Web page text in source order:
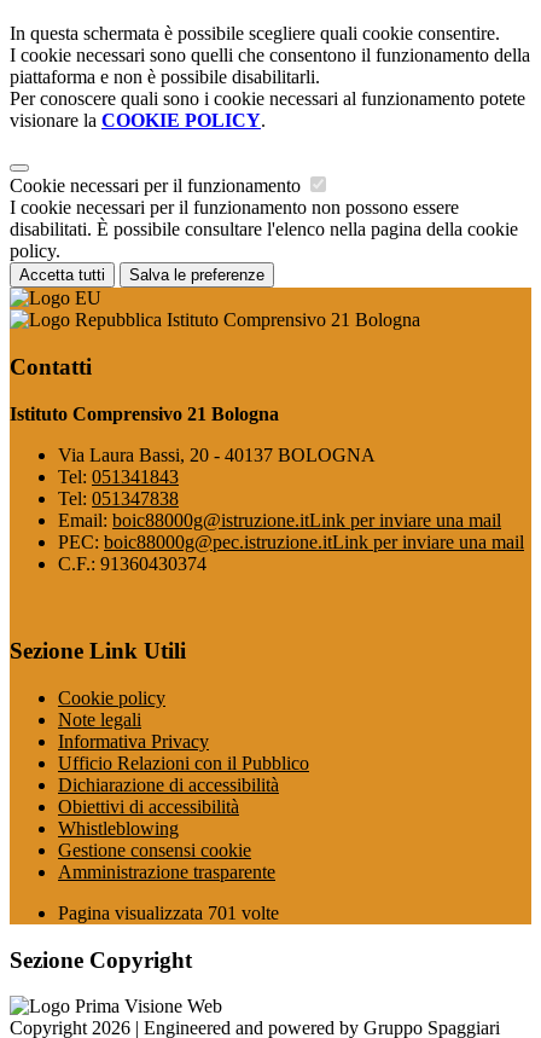
In questa schermata è possibile scegliere quali cookie consentire.
I cookie necessari sono quelli che consentono il funzionamento della
piattaforma e non è possibile disabilitarli.
Per conoscere quali sono i cookie necessari al funzionamento potete
visionare la COOKIE POLICY.
Cookie necessari per il funzionamento
I cookie necessari per il funzionamento non possono essere
disabilitati. È possibile consultare l'elenco nella pagina della cookie
policy.
Accetta tutti Salva le preferenze
Istituto Comprensivo 21 Bologna
Contatti
Istituto Comprensivo 21 Bologna
Via Laura Bassi, 20 - 40137 BOLOGNA
Tel: 051341843
Tel: 051347838
Email: boic88000g@istruzione.itLink per inviare una mail
PEC: boic88000g@pec.istruzione.itLink per inviare una mail
C.F.: 91360430374
Sezione Link Utili
Cookie policy
Note legali
Informativa Privacy
Ufficio Relazioni con il Pubblico
Dichiarazione di accessibilità
Obiettivi di accessibilità
Whistleblowing
Gestione consensi cookie
Amministrazione trasparente
Pagina visualizzata 701 volte
Sezione Copyright
Copyright 2026 | Engineered and powered by Gruppo Spaggiari